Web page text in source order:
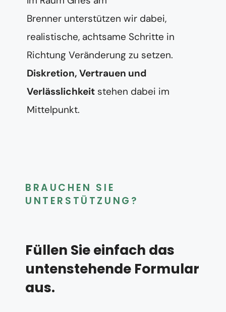
Brenner unterstützen wir dabei,
realistische, achtsame Schritte in
Richtung Veränderung zu setzen.
Diskretion, Vertrauen und
Verlässlichkeit stehen dabei im
Mittelpunkt.
BRAUCHEN SIE
UNTERSTÜTZUNG?
Füllen Sie einfach das
untenstehende Formular
aus.